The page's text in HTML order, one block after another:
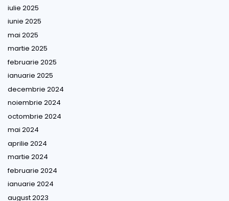
iulie 2025
iunie 2025
mai 2025
martie 2025
februarie 2025
ianuarie 2025
decembrie 2024
noiembrie 2024
octombrie 2024
mai 2024
aprilie 2024
martie 2024
februarie 2024
ianuarie 2024
august 2023